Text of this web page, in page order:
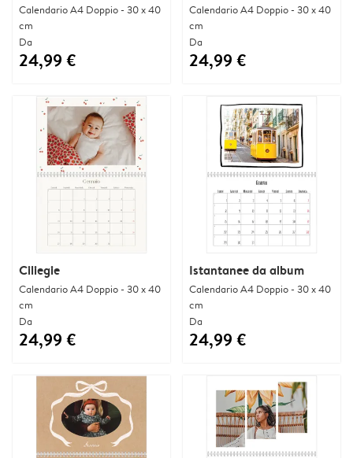
Calendario A4 Doppio - 30 x 40
cm
Da
24,99 €
Calendario A4 Doppio - 30 x 40
cm
Da
24,99 €
Ciliegie
Calendario A4 Doppio - 30 x 40
cm
Da
24,99 €
Istantanee da album
Calendario A4 Doppio - 30 x 40
cm
Da
24,99 €